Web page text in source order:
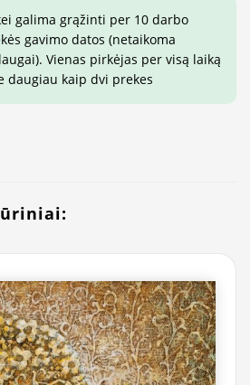
galima grąžinti per 10 darbo
gavimo datos (netaikoma
Vienas pirkėjas per visą laiką
daugiau kaip dvi prekes